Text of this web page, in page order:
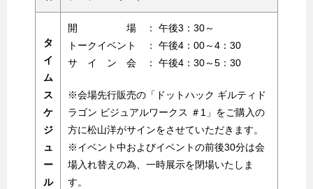
タ
イ
ム
ス
ケ
ジ
ュ
ー
ル
開 場 ： 午後3：30～
トークイベント ： 午後4：00～4：30
サ イ ン 会 ： 午後4：30～5：30
※会場先行販売の「ドットハック ギルティド
ラゴン ビジュアルワークス ＃1」をご購入の
方に松山洋がサインをさせていただきます。
※イベント中およびイベントの前後30分は会
場入れ替えの為、一時展示を閉場いたしま
す。